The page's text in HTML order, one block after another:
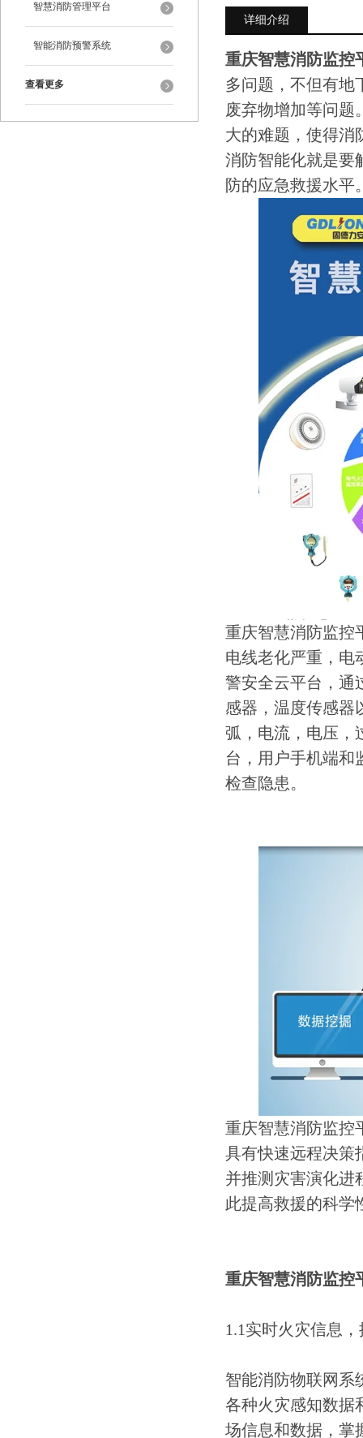
智慧消防管理平台
智能消防预警系统
查看更多
详细介绍
重庆智慧消防监控
多问题，不但有地
废弃物增加等问题
大的难题，使得消
消防智能化就是要
防的应急救援水平
重庆智慧消防监控
电线老化严重，电
警安全云平台，通
感器，温度传感器
弧，电流，电压，
台，用户手机端和
检查隐患。
重庆智慧消防监控
具有快速远程决策
并推测灾害演化进
此提高救援的科学
重庆智慧消防监控
1.1实时火灾信息
智能消防物联网系
各种火灾感知数据
场信息和数据，掌